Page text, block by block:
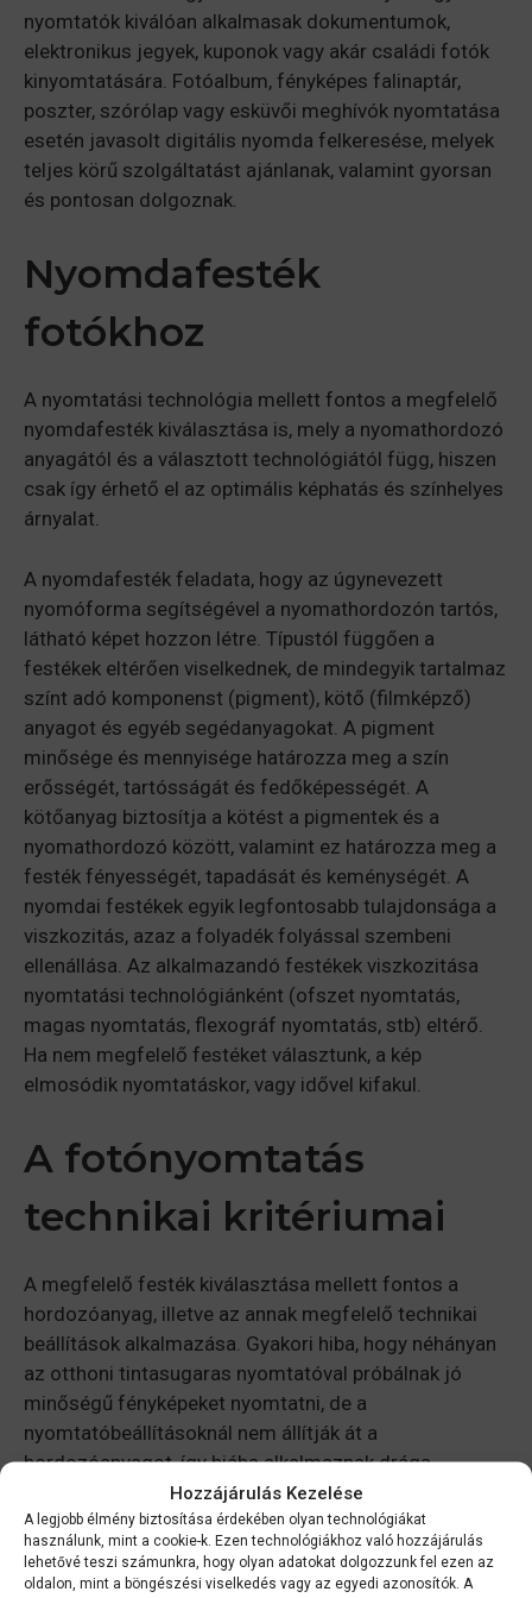
Hozzájárulás Kezelése
A legjobb élmény biztosítása érdekében olyan technológiákat
használunk, mint a cookie-k. Ezen technológiákhoz való hozzájárulás
lehetővé teszi számunkra, hogy olyan adatokat dolgozzunk fel ezen az
oldalon, mint a böngészési viselkedés vagy az egyedi azonosítók. A
nyomtatók kiválóan alkalmasak dokumentumok,
elektronikus jegyek, kuponok vagy akár családi fotók
kinyomtatására. Fotóalbum, fényképes falinaptár,
poszter, szórólap vagy esküvői meghívók nyomtatása
esetén javasolt digitális nyomda felkeresése, melyek
teljes körű szolgáltatást ajánlanak, valamint gyorsan
és pontosan dolgoznak.
Nyomdafesték
fotókhoz
A nyomtatási technológia mellett fontos a megfelelő
nyomdafesték kiválasztása is, mely a nyomathordozó
anyagától és a választott technológiától függ, hiszen
csak így érhető el az optimális képhatás és színhelyes
árnyalat.
A nyomdafesték feladata, hogy az úgynevezett
nyomóforma segítségével a nyomathordozón tartós,
látható képet hozzon létre. Típustól függően a
festékek eltérően viselkednek, de mindegyik tartalmaz
színt adó komponenst (pigment), kötő (filmképző)
anyagot és egyéb segédanyagokat. A pigment
minősége és mennyisége határozza meg a szín
erősségét, tartósságát és fedőképességét. A
kötőanyag biztosítja a kötést a pigmentek és a
nyomathordozó között, valamint ez határozza meg a
festék fényességét, tapadását és keménységét. A
nyomdai festékek egyik legfontosabb tulajdonsága a
viszkozitás, azaz a folyadék folyással szembeni
ellenállása. Az alkalmazandó festékek viszkozitása
nyomtatási technológiánként (ofszet nyomtatás,
magas nyomtatás, flexográf nyomtatás, stb) eltérő.
Ha nem megfelelő festéket választunk, a kép
elmosódik nyomtatáskor, vagy idővel kifakul.
A fotónyomtatás
technikai kritériumai
A megfelelő festék kiválasztása mellett fontos a
hordozóanyag, illetve az annak megfelelő technikai
beállítások alkalmazása. Gyakori hiba, hogy néhányan
az otthoni tintasugaras nyomtatóval próbálnak jó
minőségű fényképeket nyomtatni, de a
nyomtatóbeállításoknál nem állítják át a
hordozóanyagot, így hiába alkalmaznak drága
fotópapírt, a végeredmény nem lesz esztétikus.
Ráadásul nem mindegy, hogy lézeres vagy
tintasugaras nyomtatóval rendelkezünk-e. A lézeres
nyomtatóhoz használt fotópapíroknál fontos a magas